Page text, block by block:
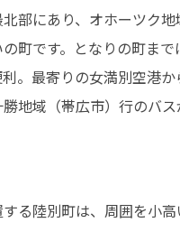
部にあり、オホーツク
町です。となりの町ま
。最寄りの女満別空港
地域（帯広市）行のバス
る陸別町は、周囲を小